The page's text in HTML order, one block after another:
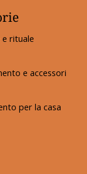
rituale
e accessori
per la casa